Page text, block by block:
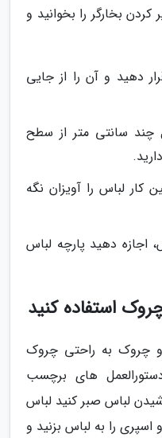
بخارگر را بخوانید و
دهید و آن را از جایی
چند سانتی متر از سطح
کار لباس را آویزان نگه
اجازه دهید پارچه لباس
چروک به راحتی چروک
های برچسب
لباس صبر کنید لباس
را به لباس بزنید و